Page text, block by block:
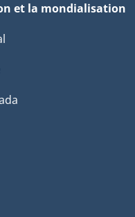
et la mondialisation